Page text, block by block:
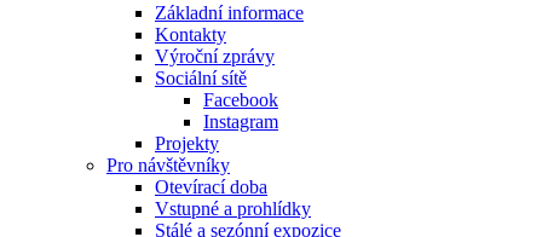
Základní informace
Kontakty
Výroční zprávy
Sociální sítě
Facebook
Instagram
Projekty
Pro návštěvníky
Otevírací doba
Vstupné a prohlídky
Stálé a sezónní expozice